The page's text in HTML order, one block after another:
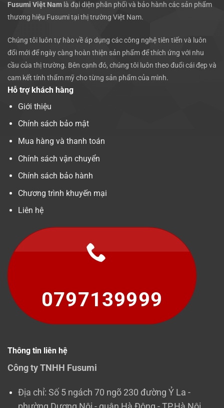
Fusumi Việt Nam là đại diện phân phối và bảo hành các sản phẩm
thương hiệu Fusumi tại thị trường Việt Nam.
Chúng tôi luôn tự hào về áp dụng các công nghệ tiên tiến và luôn
đổi mới để ngày càng hoàn thiện sản phẩm để thích ứng với nhu
cầu của thị trường. Bên cạnh đó, chúng tôi luôn theo đuổi cái đẹp và
cam kết tính thẩm mỹ cho từng sản phẩm của mình.
Hỗ trợ khách hàng
Giới thiệu
Chính sách bảo mật
Mua hàng và thanh toán
Chính sách vận chuyển
Chính sách bảo hành
Chương trình khuyến mại
Liên hệ
0797139999
Thông tin liên hệ
Công ty TNHH Fusumi
Địa chỉ: Số 5 ngách 70 ngõ 230 đường Ỷ La -